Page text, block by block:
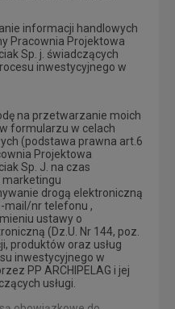
informacji handlowych
Pracownia Projektowa
Sp. j. świadczących
inwestycyjnego w
na przetwarzanie moich
formularzu w celach
(podstawa prawna art.6
Projektowa
Sp. J. na czas
marketingu
drogą elektroniczną
mail/nr telefonu ,
ustawy o
(Dz.U. Nr 144, poz.
produktów oraz usług
inwestycyjnego w
PP ARCHIPELAG i jej
usługi.